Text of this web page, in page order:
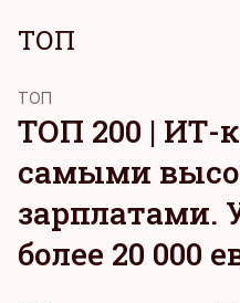
ТОП
ТОП
ТОП 200 | ИТ-
самыми
зарплатами.
более 20 000